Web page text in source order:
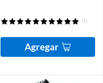
(1)
Agregar